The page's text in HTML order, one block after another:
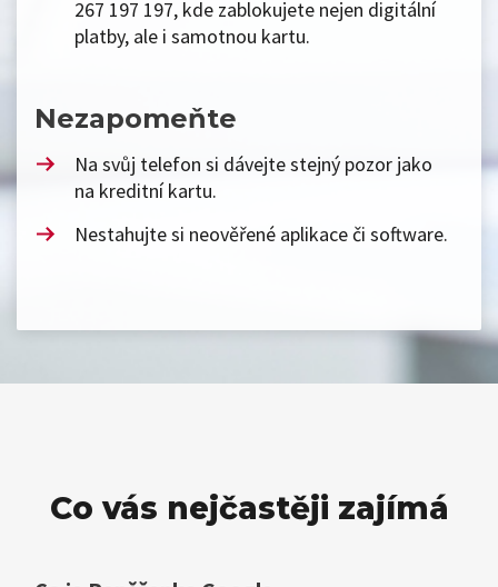
267 197 197, kde zablokujete nejen digitální
platby, ale i samotnou kartu.
Nezapomeňte
Na svůj telefon si dávejte stejný pozor jako
na kreditní kartu.
Nestahujte si neověřené aplikace či software.
Co vás nejčastěji zajímá